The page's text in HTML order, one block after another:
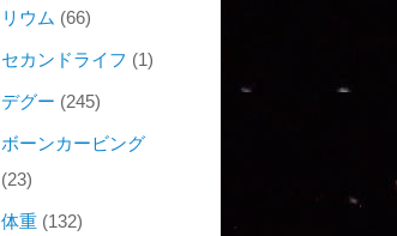
リウム (66)
セカンドライフ (1)
デグー (245)
ボーンカービング
(23)
体重 (132)